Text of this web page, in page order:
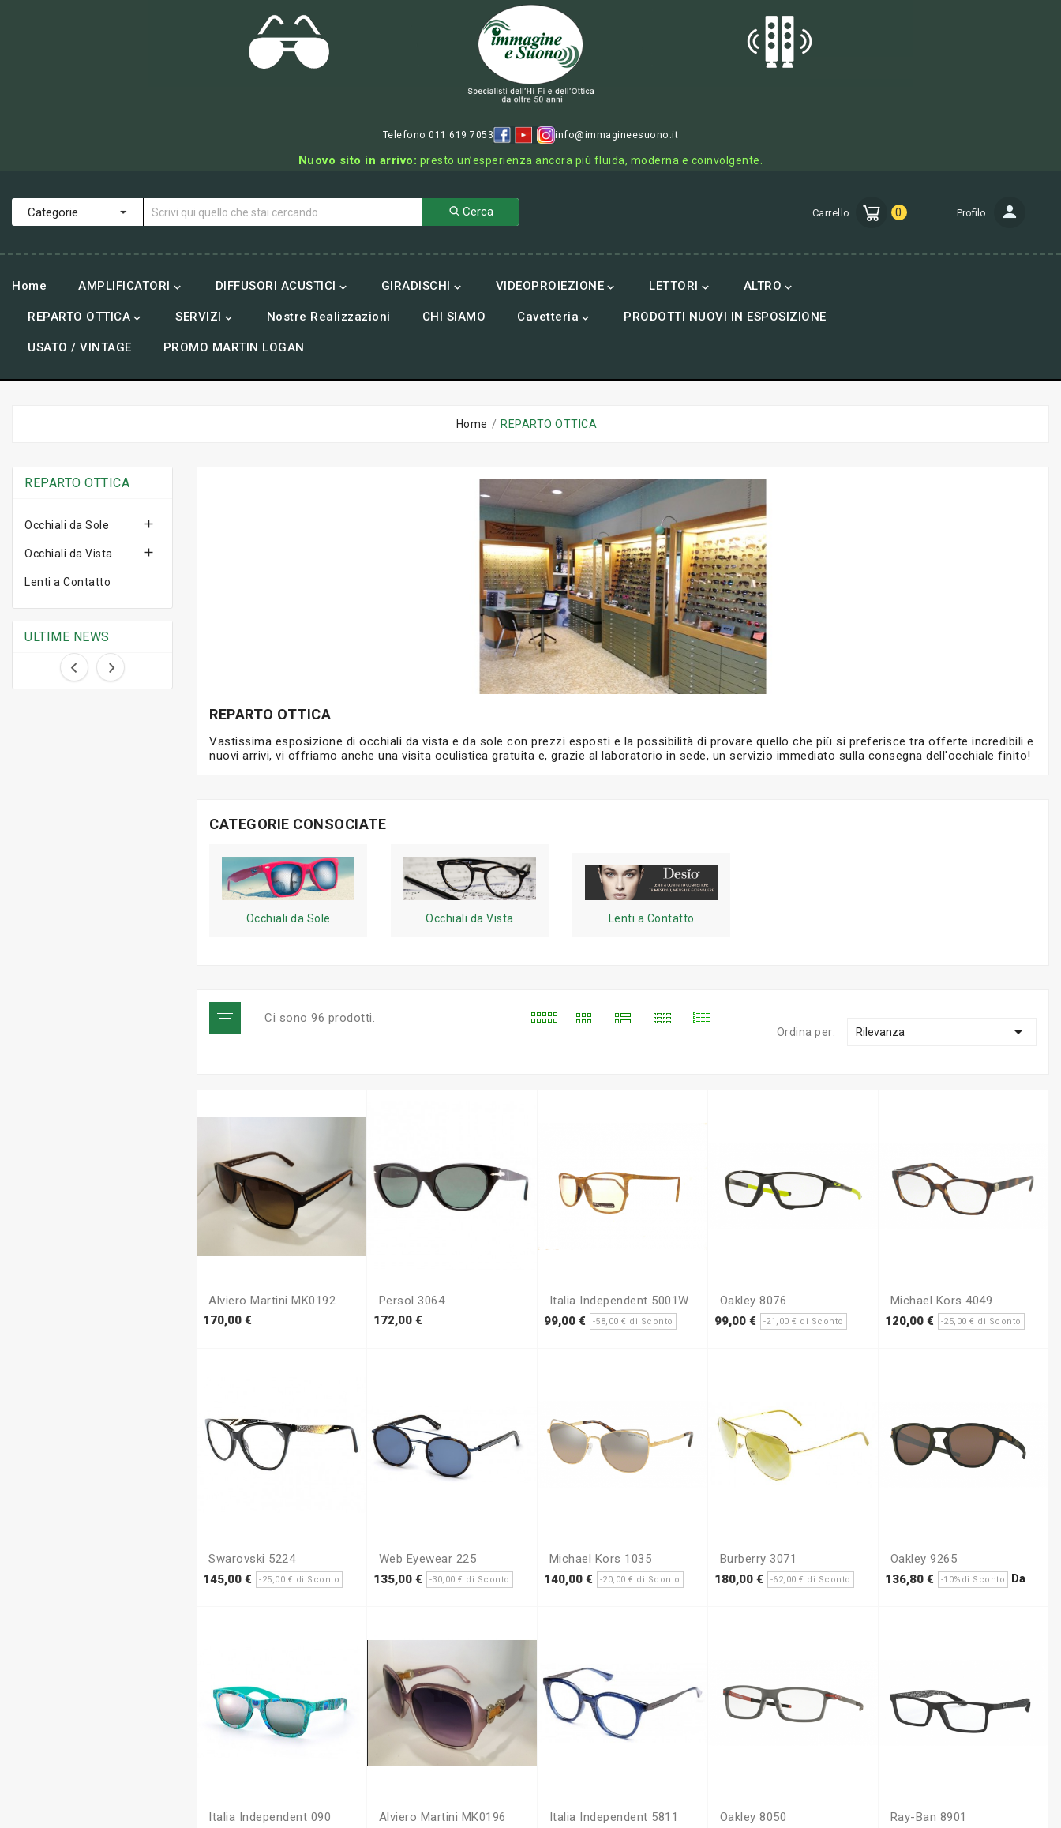
Telefono 011 619 7053 info@immagineesuono.it
Nuovo sito in arrivo: presto un’esperienza ancora più fluida, moderna e coinvolgente.
Cerca Carrello 0 Profilo
Home AMPLIFICATORI  DIFFUSORI ACUSTICI  GIRADISCHI  VIDEOPROIEZIONE  LETTORI  ALTRO 
REPARTO OTTICA  SERVIZI  Nostre Realizzazioni CHI SIAMO Cavetteria  PRODOTTI NUOVI IN ESPOSIZIONE
USATO / VINTAGE PROMO MARTIN LOGAN
Home REPARTO OTTICA
REPARTO OTTICA
Occhiali da Sole 
Occhiali da Vista 
Lenti a Contatto
ULTIME NEWS
REPARTO OTTICA
Vastissima esposizione di occhiali da vista e da sole con prezzi esposti e la possibilità di provare quello che più si preferisce tra offerte incredibili e
nuovi arrivi, vi offriamo anche una visita oculistica gratuita e, grazie al laboratorio in sede, un servizio immediato sulla consegna dell'occhiale finito!
CATEGORIE CONSOCIATE
Occhiali da Sole Occhiali da Vista Lenti a Contatto
Ci sono 96 prodotti.
Ordina per: Rilevanza 
Alviero Martini MK0192
170,00 €
Persol 3064
172,00 €
Italia Independent 5001W
99,00 €
Prezzo
base
-58,00 € di Sconto Prezzo
Oakley 8076
99,00 €
Prezzo
base
-21,00 € di Sconto Prezzo
Michael Kors 4049
120,00 €
Prezzo
base
-25,00 € di Sconto
Swarovski 5224
145,00 €
Prezzo
base
-25,00 € di Sconto Prezzo
Web Eyewear 225
135,00 €
Prezzo
base
-30,00 € di Sconto Prezzo
Michael Kors 1035
140,00 €
Prezzo
base
-20,00 € di Sconto Prezzo
Burberry 3071
180,00 €
Prezzo
base
-62,00 € di Sconto Prezzo
Oakley 9265
136,80 €
Prezzo
base
-10%di Sconto Da
Italia Independent 090
Alviero Martini MK0196
Italia Independent 5811
Oakley 8050
Ray-Ban 8901